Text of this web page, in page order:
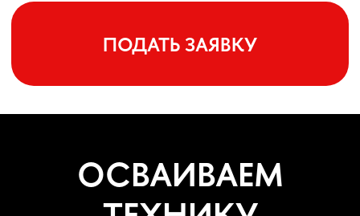
И СЦЕНОЙ
НА ИТОГОВОМ
ПОКАЗЕ.
ЧТО ЭТО
ЗА ПРОГРАММА?